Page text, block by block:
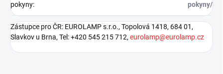
pokyny:
pokyny/
Zástupce pro ČR: EUROLAMP s.r.o., Topolová 1418, 684 01,
Slavkov u Brna, Tel: +420 545 215 712, eurolamp@eurolamp.cz